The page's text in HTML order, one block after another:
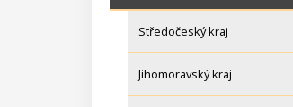
Středočeský kraj
Jihomoravský kraj